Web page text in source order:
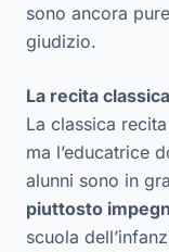
sono ancora
giudizio.
La recita classica
La classica
ma l’educatrice
alunni sono in
piuttosto
scuola